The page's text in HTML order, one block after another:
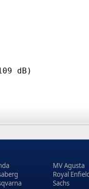
dB)
MV Agusta
Royal
Sachs